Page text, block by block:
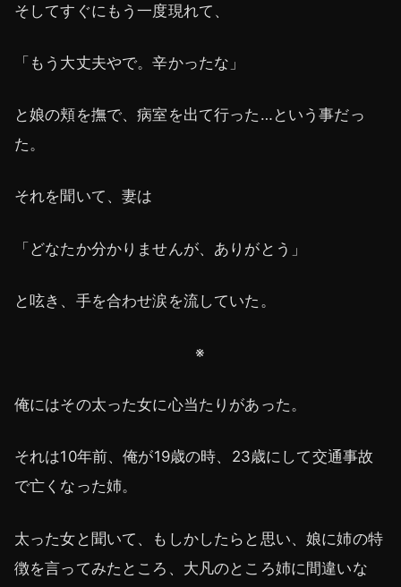
そしてすぐにもう一度現れて、
「もう大丈夫やで。辛かったな」
と娘の頬を撫で、病室を出て行った…という事だっ
た。
それを聞いて、妻は
「どなたか分かりませんが、ありがとう」
と呟き、手を合わせ涙を流していた。
※
俺にはその太った女に心当たりがあった。
それは10年前、俺が19歳の時、23歳にして交通事故
で亡くなった姉。
太った女と聞いて、もしかしたらと思い、娘に姉の特
徴を言ってみたところ、大凡のところ姉に間違いな